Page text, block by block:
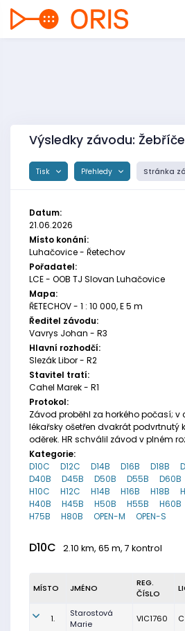
Výsledky závodu:
Tisk Přehledy Stránka
Datum:
21.06.2026
Místo konání:
Luhačovice - Řetechov
Pořadatel:
LCE - OOB TJ Slovan Luhačovice
Mapa:
ŘETECHOV - 1 : 10 000, E 5 m
Ředitel závodu:
Vavrys Johan - R3
Hlavní rozhodčí:
Slezák Libor - R2
Stavitel tratí:
Cahel Marek - R1
Protokol:
Závod proběhl za horkého počasí; v
lékařsky ošetřen dvakrát podvrtnutý
oděrek. HR schválil závod v plném
Kategorie:
D10C
D12C D14B D16B D18B
D40B
D45B D50B D55B D60B
H10C
H12C H14B H16B H18B
H40B
H45B H50B H55B H60B
H75B
H80B OPEN-M OPEN-S
D10C 2.10 km, 65 m, 7 kontrol
MÍSTO JMÉNO
REG.
ČÍSLO
1.
Starostová
Marie
VIC1760 C